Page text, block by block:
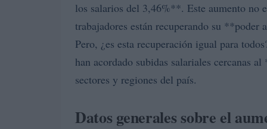
los salarios del 3,46%**. Este aumento no
trabajadores están recuperando su
Pero, ¿es esta recuperación igual para
han acordado subidas salariales cercanas
sectores y regiones del país.
Datos generales sobre el